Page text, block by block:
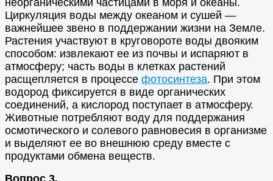
Циркуляция воды между океаном и сушей —
важнейшее звено в поддержании жизни на Земле.
Растения участвуют в круговороте воды двояким
способом: извлекают ее из почвы и испаряют в
атмосферу; часть воды в клетках растений
расщепляется в процессе фотосинтеза. При этом
водород фиксируется в виде органических
соединений, а кислород поступает в атмосферу.
Животные потребляют воду для поддержания
осмотического и солевого равновесия в организме
и выделяют ее во внешнюю среду вместе с
продуктами обмена веществ.
Вопрос 3.